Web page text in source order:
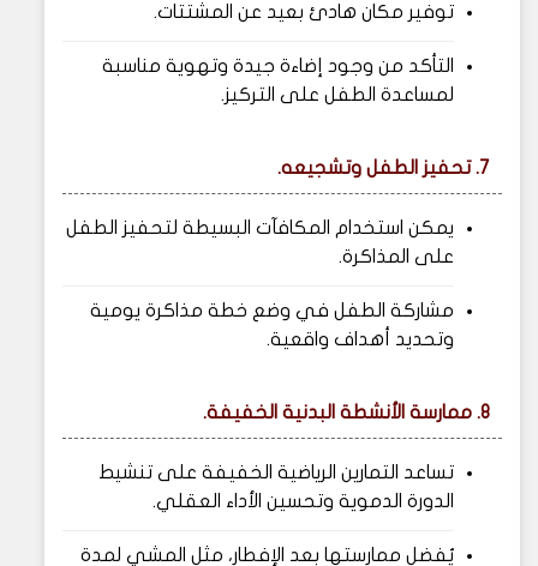
توفير مكان هادئ بعيد عن المشتتات.
التأكد من وجود إضاءة جيدة وتهوية مناسبة
لمساعدة الطفل على التركيز.
7. تحفيز الطفل وتشجيعه.
يمكن استخدام المكافآت البسيطة لتحفيز الطفل
على المذاكرة.
مشاركة الطفل في وضع خطة مذاكرة يومية
وتحديد أهداف واقعية.
8. ممارسة الأنشطة البدنية الخفيفة.
تساعد التمارين الرياضية الخفيفة على تنشيط
الدورة الدموية وتحسين الأداء العقلي.
يُفضل ممارستها بعد الإفطار، مثل المشي لمدة